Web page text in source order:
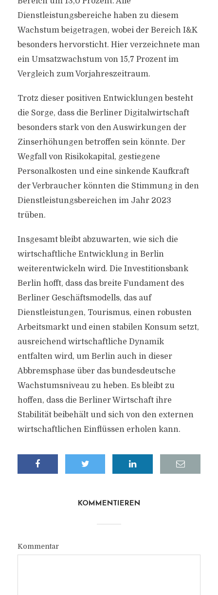
Dienstleistungsbereiche haben zu diesem
Wachstum beigetragen, wobei der Bereich I&K
besonders hervorsticht. Hier verzeichnete man
ein Umsatzwachstum von 15,7 Prozent im
Vergleich zum Vorjahreszeitraum.
Trotz dieser positiven Entwicklungen besteht
die Sorge, dass die Berliner Digitalwirtschaft
besonders stark von den Auswirkungen der
Zinserhöhungen betroffen sein könnte. Der
Wegfall von Risikokapital, gestiegene
Personalkosten und eine sinkende Kaufkraft
der Verbraucher könnten die Stimmung in den
Dienstleistungsbereichen im Jahr 2023
trüben.
Insgesamt bleibt abzuwarten, wie sich die
wirtschaftliche Entwicklung in Berlin
weiterentwickeln wird. Die Investitionsbank
Berlin hofft, dass das breite Fundament des
Berliner Geschäftsmodells, das auf
Dienstleistungen, Tourismus, einen robusten
Arbeitsmarkt und einen stabilen Konsum setzt,
ausreichend wirtschaftliche Dynamik
entfalten wird, um Berlin auch in dieser
Abbremsphase über das bundesdeutsche
Wachstumsniveau zu heben. Es bleibt zu
hoffen, dass die Berliner Wirtschaft ihre
Stabilität beibehält und sich von den externen
wirtschaftlichen Einflüssen erholen kann.
KOMMENTIEREN
Kommentar